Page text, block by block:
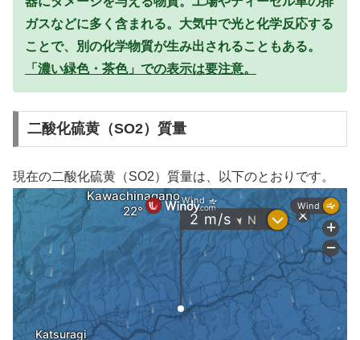
ガスなどに多く含まれる。大気中で光と化学反応する
ことで、別の化学物質が生み出されることもある。
「濃い緑色・茶色」での表示は要注意。
二酸化硫黄（SO2）質量
現在の二酸化硫黄（SO2）質量は、以下のとおりです。